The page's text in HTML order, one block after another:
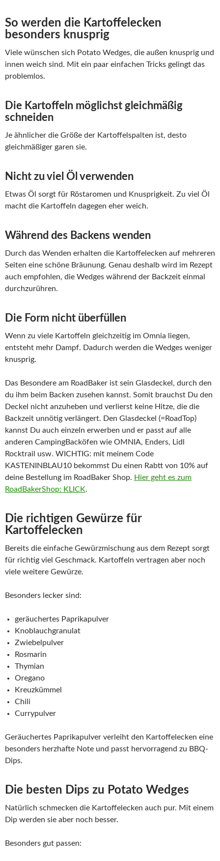
So werden die Kartoffelecken
besonders knusprig
Viele wünschen sich Potato Wedges, die außen knusprig und
innen weich sind. Mit ein paar einfachen Tricks gelingt das
problemlos.
Die Kartoffeln möglichst gleichmäßig
schneiden
Je ähnlicher die Größe der Kartoffelspalten ist, desto
gleichmäßiger garen sie.
Nicht zu viel Öl verwenden
Etwas Öl sorgt für Röstaromen und Knusprigkeit. Zu viel Öl
macht die Kartoffeln dagegen eher weich.
Während des Backens wenden
Durch das Wenden erhalten die Kartoffelecken auf mehreren
Seiten eine schöne Bräunung. Genau deshalb wird im Rezept
auch empfohlen, die Wedges während der Backzeit einmal
durchzurühren.
Die Form nicht überfüllen
Wenn zu viele Kartoffeln gleichzeitig im Omnia liegen,
entsteht mehr Dampf. Dadurch werden die Wedges weniger
knusprig.
Das Besondere am RoadBaker ist sein Glasdeckel, durch den
du ihm beim Backen zusehen kannst. Somit brauchst Du den
Deckel nicht anzuheben und verlierst keine Hitze, die die
Backzeit unnötig verlängert. Den Glasdeckel (=RoadTop)
kannst Du auch einzeln erwerben und er passt auf alle
anderen CampingBacköfen wie OMNIA, Enders, Lidl
Rocktrail usw. WICHTIG: mit meinem Code
KASTENINBLAU10 bekommst Du einen Rabtt von 10% auf
deine Bestellung im RoadBaker Shop. Hier geht es zum
RoadBakerShop: KLICK.
Die richtigen Gewürze für
Kartoffelecken
Bereits die einfache Gewürzmischung aus dem Rezept sorgt
für richtig viel Geschmack. Kartoffeln vertragen aber noch
viele weitere Gewürze.
Besonders lecker sind:
geräuchertes Paprikapulver
Knoblauchgranulat
Zwiebelpulver
Rosmarin
Thymian
Oregano
Kreuzkümmel
Chili
Currypulver
Geräuchertes Paprikapulver verleiht den Kartoffelecken eine
besonders herzhafte Note und passt hervorragend zu BBQ-
Dips.
Die besten Dips zu Potato Wedges
Natürlich schmecken die Kartoffelecken auch pur. Mit einem
Dip werden sie aber noch besser.
Besonders gut passen: